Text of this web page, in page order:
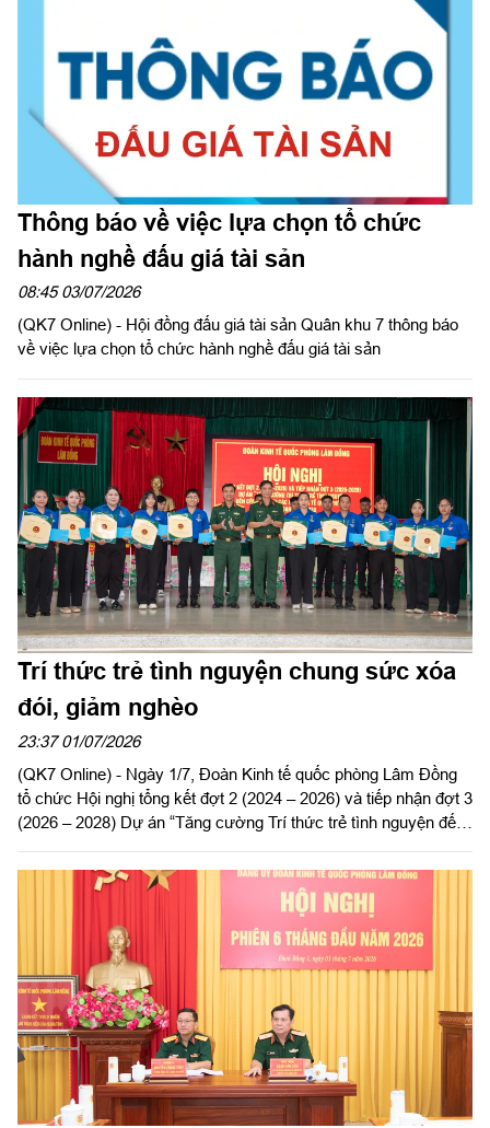
Thông báo về việc lựa chọn tổ chức
hành nghề đấu giá tài sản
08:45 03/07/2026
(QK7 Online) - Hội đồng đấu giá tài sản Quân khu 7 thông báo
về việc lựa chọn tổ chức hành nghề đấu giá tài sản
Trí thức trẻ tình nguyện chung sức xóa
đói, giảm nghèo
23:37 01/07/2026
(QK7 Online) - Ngày 1/7, Đoàn Kinh tế quốc phòng Lâm Đồng
tổ chức Hội nghị tổng kết đợt 2 (2024 – 2026) và tiếp nhận đợt 3
(2026 – 2028) Dự án “Tăng cường Trí thức trẻ tình nguyện đến
2021 - 2030”.